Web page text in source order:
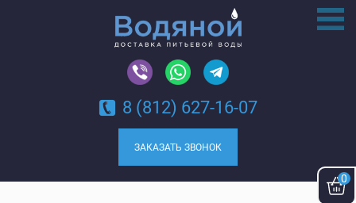
0
8 (812) 627-16-07
ЗАКАЗАТЬ ЗВОНОК